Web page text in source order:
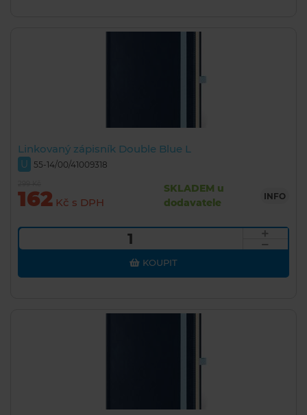
Linkovaný zápisník Double Blue L
U 55-14/00/41009318
162 Kč s DPH
SKLADEM u
dodavatele
INFO
KOUPIT